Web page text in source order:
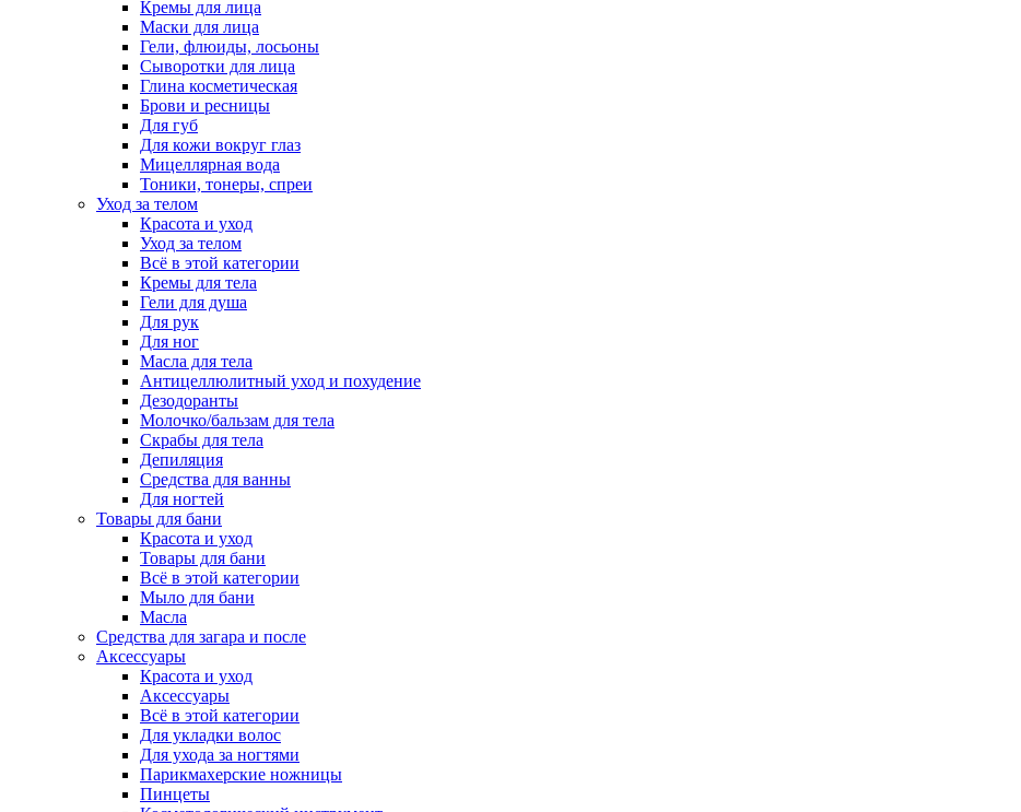
Кремы для лица
Маски для лица
Гели, флюиды, лосьоны
Сыворотки для лица
Глина косметическая
Брови и ресницы
Для губ
Для кожи вокруг глаз
Мицеллярная вода
Тоники, тонеры, спреи
Уход за телом
Красота и уход
Уход за телом
Всё в этой категории
Кремы для тела
Гели для душа
Для рук
Для ног
Масла для тела
Антицеллюлитный уход и похудение
Дезодоранты
Молочко/бальзам для тела
Скрабы для тела
Депиляция
Средства для ванны
Для ногтей
Товары для бани
Красота и уход
Товары для бани
Всё в этой категории
Мыло для бани
Масла
Средства для загара и после
Аксессуары
Красота и уход
Аксессуары
Всё в этой категории
Для укладки волос
Для ухода за ногтями
Парикмахерские ножницы
Пинцеты